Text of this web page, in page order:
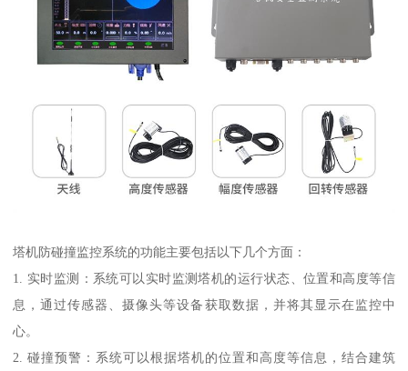
塔机防碰撞监控系统的功能主要包括以下几个方面：
1. 实时监测：系统可以实时监测塔机的运行状态、位置和高度等信
息，通过传感器、摄像头等设备获取数据，并将其显示在监控中
心。
2. 碰撞预警：系统可以根据塔机的位置和高度等信息，结合建筑